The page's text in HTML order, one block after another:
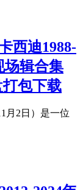
西迪1988-
场辑合集
包下载
月2日）是一位